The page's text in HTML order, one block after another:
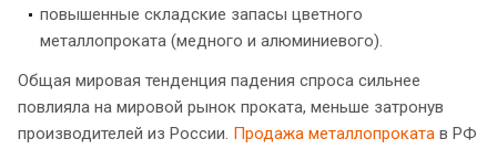
повышенные складские запасы цветного
металлопроката (медного и алюминиевого).
Общая мировая тенденция падения спроса сильнее
повлияла на мировой рынок проката, меньше затронув
производителей из России. Продажа металлопроката в РФ